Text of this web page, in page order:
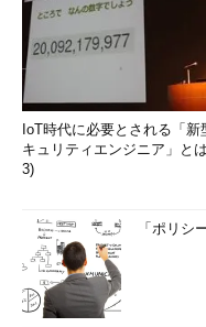
IoT時代に必要とされる「新
キュリティエンジニア」と
3)
「ポリシ